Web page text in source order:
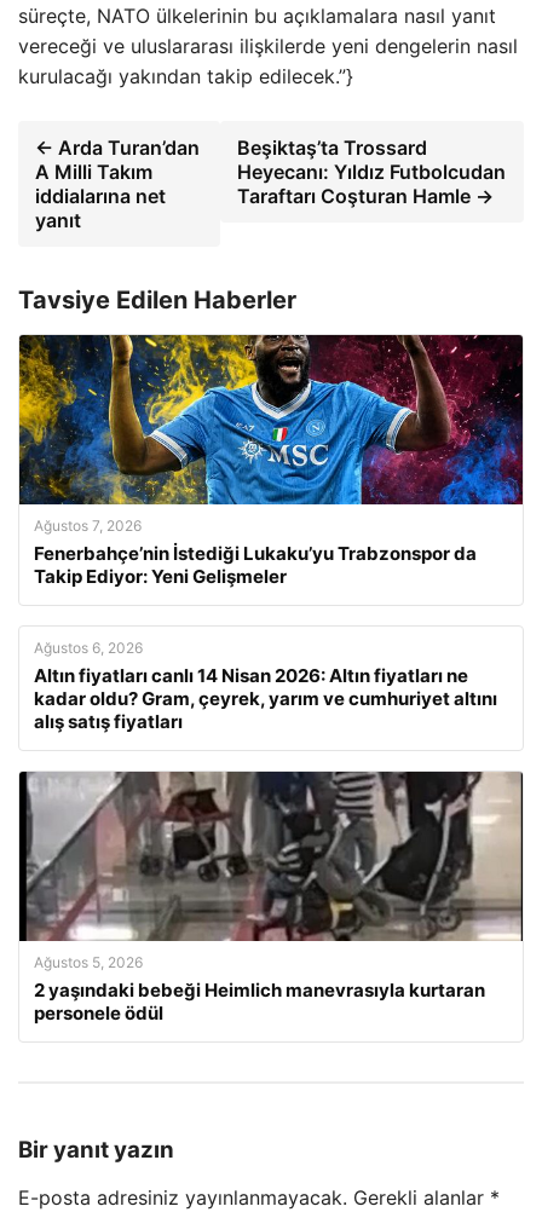
süreçte, NATO ülkelerinin bu açıklamalara nasıl yanıt
vereceği ve uluslararası ilişkilerde yeni dengelerin nasıl
kurulacağı yakından takip edilecek.”}
← Arda Turan’dan
A Milli Takım
iddialarına net
yanıt
Beşiktaş’ta Trossard
Heyecanı: Yıldız Futbolcudan
Taraftarı Coşturan Hamle →
Tavsiye Edilen Haberler
Ağustos 7, 2026
Fenerbahçe’nin İstediği Lukaku’yu Trabzonspor da
Takip Ediyor: Yeni Gelişmeler
Ağustos 6, 2026
Altın fiyatları canlı 14 Nisan 2026: Altın fiyatları ne
kadar oldu? Gram, çeyrek, yarım ve cumhuriyet altını
alış satış fiyatları
Ağustos 5, 2026
2 yaşındaki bebeği Heimlich manevrasıyla kurtaran
personele ödül
Bir yanıt yazın
E-posta adresiniz yayınlanmayacak. Gerekli alanlar *